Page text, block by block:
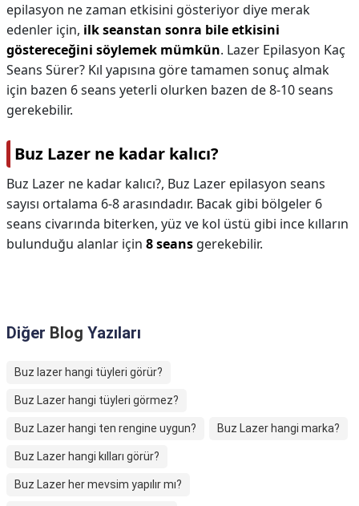
epilasyon ne zaman etkisini gösteriyor diye merak
edenler için, ilk seanstan sonra bile etkisini
göstereceğini söylemek mümkün. Lazer Epilasyon Kaç
Seans Sürer? Kıl yapısına göre tamamen sonuç almak
için bazen 6 seans yeterli olurken bazen de 8-10 seans
gerekebilir.
Buz Lazer ne kadar kalıcı?
Buz Lazer ne kadar kalıcı?, Buz Lazer epilasyon seans
sayısı ortalama 6-8 arasındadır. Bacak gibi bölgeler 6
seans civarında biterken, yüz ve kol üstü gibi ince kılların
bulunduğu alanlar için 8 seans gerekebilir.
Diğer Blog Yazıları
Buz lazer hangi tüyleri görür?
Buz Lazer hangi tüyleri görmez?
Buz Lazer hangi ten rengine uygun? Buz Lazer hangi marka?
Buz Lazer hangi kılları görür?
Buz Lazer her mevsim yapılır mı?